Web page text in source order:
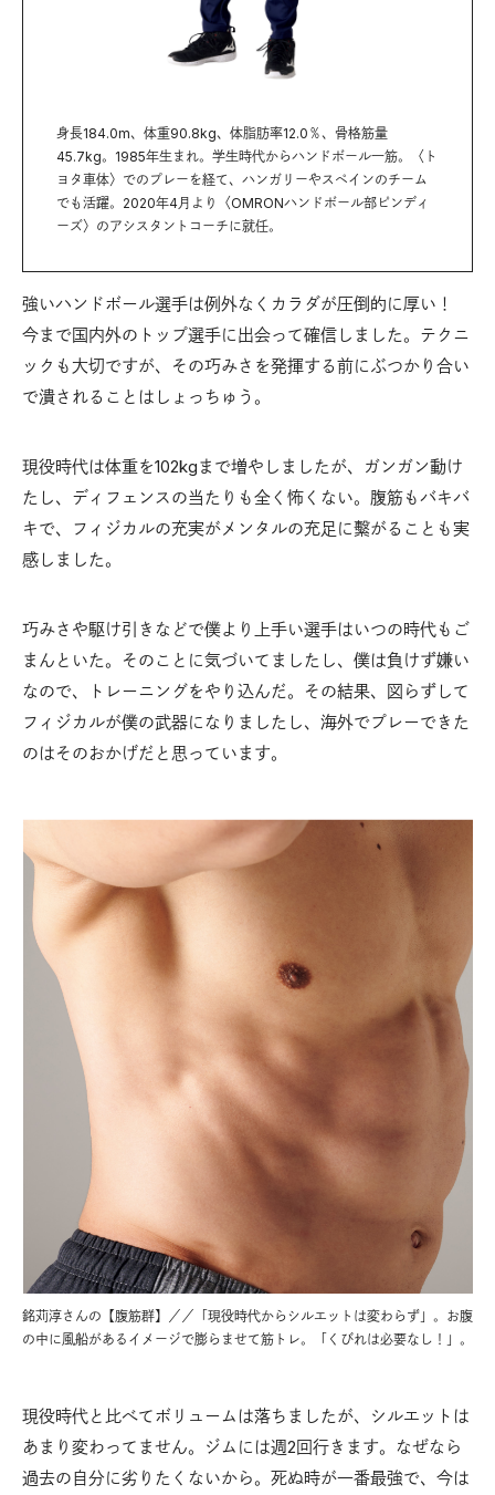
身長184.0m、体重90.8kg、体脂肪率12.0％、骨格筋量
45.7kg。1985年生まれ。学生時代からハンドボール一筋。〈ト
ヨタ車体〉でのプレーを経て、ハンガリーやスペインのチーム
でも活躍。2020年4月より〈OMRONハンドボール部ピンディ
ーズ〉のアシスタントコーチに就任。
強いハンドボール選手は例外なくカラダが圧倒的に厚い！
今まで国内外のトップ選手に出会って確信しました。テクニ
ックも大切ですが、その巧みさを発揮する前にぶつかり合い
で潰されることはしょっちゅう。
現役時代は体重を102kgまで増やしましたが、ガンガン動け
たし、ディフェンスの当たりも全く怖くない。腹筋もバキバ
キで、フィジカルの充実がメンタルの充足に繫がることも実
感しました。
巧みさや駆け引きなどで僕より上手い選手はいつの時代もご
まんといた。そのことに気づいてましたし、僕は負けず嫌い
なので、トレーニングをやり込んだ。その結果、図らずして
フィジカルが僕の武器になりましたし、海外でプレーできた
のはそのおかげだと思っています。
銘苅淳さんの【腹筋群】／／「現役時代からシルエットは変わらず」。お腹
の中に風船があるイメージで膨らませて筋トレ。「くびれは必要なし！」。
現役時代と比べてボリュームは落ちましたが、シルエットは
あまり変わってません。ジムには週2回行きます。なぜなら
過去の自分に劣りたくないから。死ぬ時が一番最強で、今は